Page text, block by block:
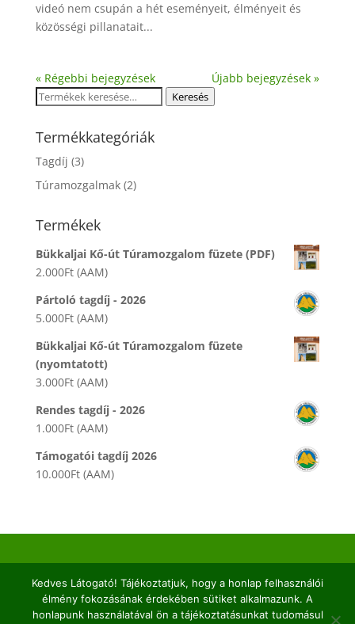
videó nem csupán a hét eseményeit, élményeit és
közösségi pillanatait...
« Régebbi bejegyzések
Újabb bejegyzések »
Keresés
következőre:
Keresés
Termékkategóriák
Tagdíj (3)
Túramozgalmak (2)
Termékek
Bükkaljai Kő-út Túramozgalom füzete (PDF)
2.000Ft (AAM)
Pártoló tagdíj - 2026
5.000Ft (AAM)
Bükkaljai Kő-út Túramozgalom füzete
(nyomtatott)
3.000Ft (AAM)
Rendes tagdíj - 2026
1.000Ft (AAM)
Támogatói tagdíj 2026
10.000Ft (AAM)
2026© Kaptárkő Egyesület | Email:info@kaptarko.hu
|Adatkezelés|Impresszum |Web:VERTICAL
Kedves Látogató! Tájékoztatjuk, hogy a honlap felhasználói
élmény fokozásának érdekében sütiket alkalmazunk. A
honlapunk használatával ön a tájékoztatásunkat tudomásul